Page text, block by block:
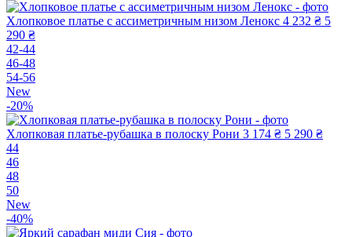
Хлопковое платье с ассиметричным низом Ленокс 4 232 ₴ 5
290 ₴
42-44
46-48
54-56
New
-20%
Хлопковая платье-рубашка в полоску Рони 3 174 ₴ 5 290 ₴
44
46
48
50
New
-40%